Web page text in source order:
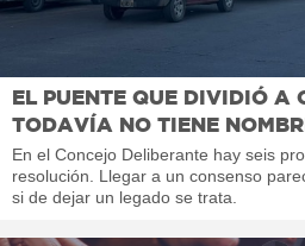
EL PUENTE QUE DIVIDIÓ A
TODAVÍA NO TIENE
En el Concejo Deliberante hay seis
resolución. Llegar a un consenso
si de dejar un legado se trata.